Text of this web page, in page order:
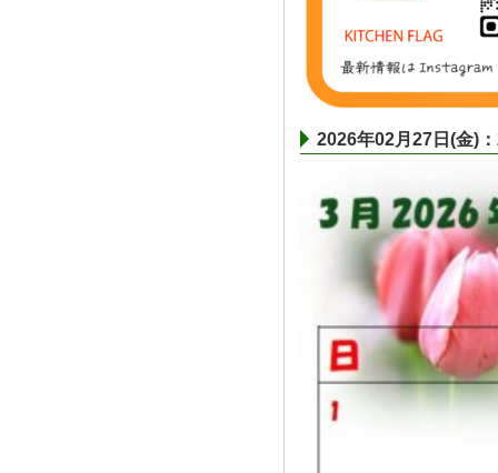
2026年02月27日(金)